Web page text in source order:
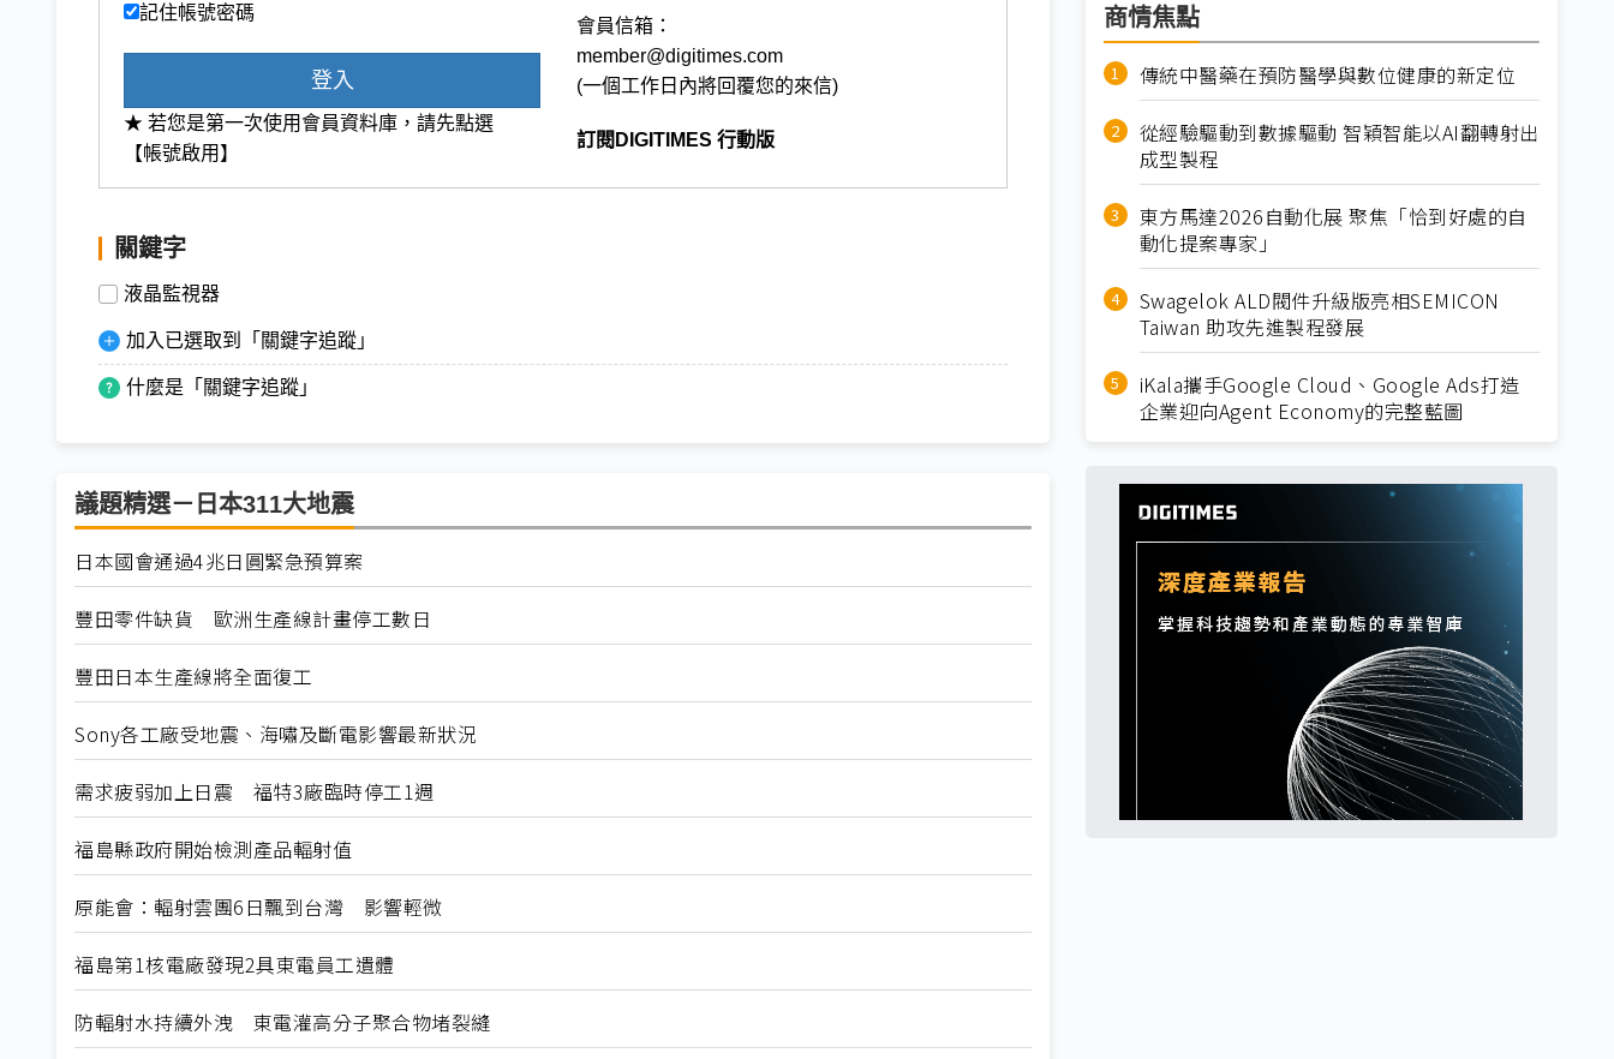
記住帳號密碼
登入
★ 若您是第一次使用會員資料庫，請先點選
【帳號啟用】
會員信箱：
member@digitimes.com
(一個工作日內將回覆您的來信)
訂閱DIGITIMES 行動版
關鍵字
液晶監視器
加入已選取到「關鍵字追蹤」
什麼是「關鍵字追蹤」
議題精選－日本311大地震
日本國會通過4兆日圓緊急預算案
豐田零件缺貨 歐洲生產線計畫停工數日
豐田日本生產線將全面復工
Sony各工廠受地震、海嘯及斷電影響最新狀況
需求疲弱加上日震 福特3廠臨時停工1週
福島縣政府開始檢測產品輻射值
原能會：輻射雲團6日飄到台灣 影響輕微
福島第1核電廠發現2具東電員工遺體
防輻射水持續外洩 東電灌高分子聚合物堵裂縫
商情焦點
傳統中醫藥在預防醫學與數位健康的新定位
從經驗驅動到數據驅動 智穎智能以AI翻轉射出
成型製程
東方馬達2026自動化展 聚焦「恰到好處的自
動化提案專家」
Swagelok ALD閥件升級版亮相SEMICON
Taiwan 助攻先進製程發展
iKala攜手Google Cloud、Google Ads打造
企業迎向Agent Economy的完整藍圖